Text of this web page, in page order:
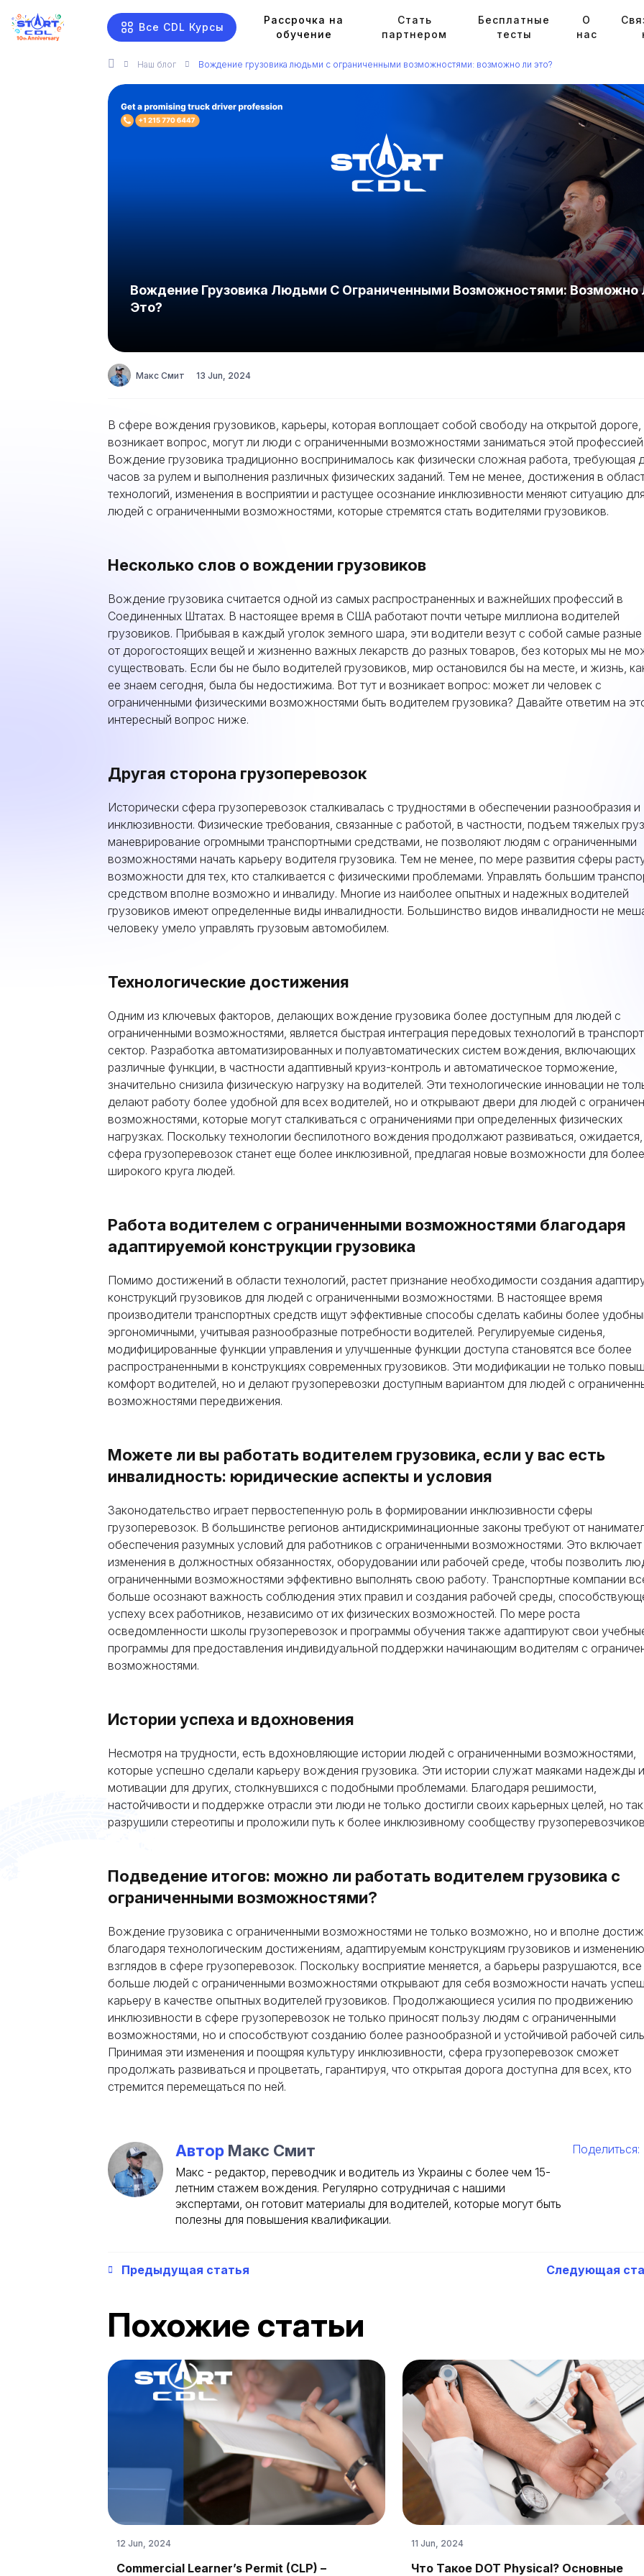
Все CDL Курсы
Рассрочка на
обучение
Стать
партнером
Бесплатные
тесты
О
нас
Наш блог Вождение грузовика людьми с ограниченными возможностями: возможно ли это?
Вождение Грузовика Людьми С Ограниченными Возможностями: Возможно
Это?
Макс Смит 13 Jun, 2024
В сфере вождения грузовиков, карьеры, которая воплощает собой свободу на открытой дороге,
возникает вопрос, могут ли люди с ограниченными возможностями заниматься этой профессией.
Вождение грузовика традиционно воспринималось как физически сложная работа, требующая
часов за рулем и выполнения различных физических заданий. Тем не менее, достижения в
технологий, изменения в восприятии и растущее осознание инклюзивности меняют ситуацию для
людей с ограниченными возможностями, которые стремятся стать водителями грузовиков.
Несколько слов о вождении грузовиков
Вождение грузовика считается одной из самых распространенных и важнейших профессий в
Соединенных Штатах. В настоящее время в США работают почти четыре миллиона водителей
грузовиков. Прибывая в каждый уголок земного шара, эти водители везут с собой самые
от дорогостоящих вещей и жизненно важных лекарств до разных товаров, без которых мы не
существовать. Если бы не было водителей грузовиков, мир остановился бы на месте, и жизнь,
ее знаем сегодня, была бы недостижима. Вот тут и возникает вопрос: может ли человек с
ограниченными физическими возможностями быть водителем грузовика? Давайте ответим на
интересный вопрос ниже.
Другая сторона грузоперевозок
Исторически сфера грузоперевозок сталкивалась с трудностями в обеспечении разнообразия и
инклюзивности. Физические требования, связанные с работой, в частности, подъем тяжелых
маневрирование огромными транспортными средствами, не позволяют людям с ограниченными
возможностями начать карьеру водителя грузовика. Тем не менее, по мере развития сферы
возможности для тех, кто сталкивается с физическими проблемами. Управлять большим
средством вполне возможно и инвалиду. Многие из наиболее опытных и надежных водителей
грузовиков имеют определенные виды инвалидности. Большинство видов инвалидности не
человеку умело управлять грузовым автомобилем.
Технологические достижения
Одним из ключевых факторов, делающих вождение грузовика более доступным для людей с
ограниченными возможностями, является быстрая интеграция передовых технологий в
сектор. Разработка автоматизированных и полуавтоматических систем вождения, включающих
различные функции, в частности адаптивный круиз-контроль и автоматическое торможение,
значительно снизила физическую нагрузку на водителей. Эти технологические инновации не
делают работу более удобной для всех водителей, но и открывают двери для людей с
возможностями, которые могут сталкиваться с ограничениями при определенных физических
нагрузках. Поскольку технологии беспилотного вождения продолжают развиваться, ожидается,
сфера грузоперевозок станет еще более инклюзивной, предлагая новые возможности для более
широкого круга людей.
Работа водителем с ограниченными возможностями благодаря
адаптируемой конструкции грузовика
Помимо достижений в области технологий, растет признание необходимости создания
конструкций грузовиков для людей с ограниченными возможностями. В настоящее время
производители транспортных средств ищут эффективные способы сделать кабины более
эргономичными, учитывая разнообразные потребности водителей. Регулируемые сиденья,
модифицированные функции управления и улучшенные функции доступа становятся все более
распространенными в конструкциях современных грузовиков. Эти модификации не только
комфорт водителей, но и делают грузоперевозки доступным вариантом для людей с
возможностями передвижения.
Можете ли вы работать водителем грузовика, если у вас есть
инвалидность: юридические аспекты и условия
Законодательство играет первостепенную роль в формировании инклюзивности сферы
грузоперевозок. В большинстве регионов антидискриминационные законы требуют от
обеспечения разумных условий для работников с ограниченными возможностями. Это включает
изменения в должностных обязанностях, оборудовании или рабочей среде, чтобы позволить
ограниченными возможностями эффективно выполнять свою работу. Транспортные компании
больше осознают важность соблюдения этих правил и создания рабочей среды,
успеху всех работников, независимо от их физических возможностей. По мере роста
осведомленности школы грузоперевозок и программы обучения также адаптируют свои
программы для предоставления индивидуальной поддержки начинающим водителям с
возможностями.
Истории успеха и вдохновения
Несмотря на трудности, есть вдохновляющие истории людей с ограниченными возможностями,
которые успешно сделали карьеру вождения грузовика. Эти истории служат маяками надежды и
мотивации для других, столкнувшихся с подобными проблемами. Благодаря решимости,
настойчивости и поддержке отрасли эти люди не только достигли своих карьерных целей, но
разрушили стереотипы и проложили путь к более инклюзивному сообществу
Подведение итогов: можно ли работать водителем грузовика с
ограниченными возможностями?
Вождение грузовика с ограниченными возможностями не только возможно, но и вполне
благодаря технологическим достижениям, адаптируемым конструкциям грузовиков и изменению
взглядов в сфере грузоперевозок. Поскольку восприятие меняется, а барьеры разрушаются, все
больше людей с ограниченными возможностями открывают для себя возможности начать
карьеру в качестве опытных водителей грузовиков. Продолжающиеся усилия по продвижению
инклюзивности в сфере грузоперевозок не только приносят пользу людям с ограниченными
возможностями, но и способствуют созданию более разнообразной и устойчивой рабочей
Принимая эти изменения и поощряя культуру инклюзивности, сфера грузоперевозок сможет
продолжать развиваться и процветать, гарантируя, что открытая дорога доступна для всех, кто
стремится перемещаться по ней.
Автор Макс Смит
Макс - редактор, переводчик и водитель из Украины с более чем 15-
летним стажем вождения. Регулярно сотрудничая с нашими
экспертами, он готовит материалы для водителей, которые могут быть
полезны для повышения квалификации.
Поделиться:
Предыдущая статья Следующая
Похожие статьи
12 Jun, 2024
Commercial Learner’s Permit (CLP) –
11 Jun, 2024
Что Такое DOT Physical? Основные
трудоустройства после окончания курса. Или позвоните нам
напрямую по телефону+1 844 227 2162
доступна на английском, украинском и русском языках.
Запрос отправлен
Заявка отправлена. Мы скоро свяжемся с вами, чтобы
ответить на все вопросы.
Не хотите ждать? Зарегистрируйтесь и сразу
получите доступ (после подтверждения почты).
Позвоните нам
844 227 2162
Или давайте обсудим вопросы по:
@startcdl
+1 (224) 520-3169